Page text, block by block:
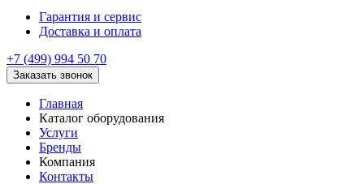
Гарантия и сервис
Доставка и оплата
+7 (499) 994 50 70
Заказать звонок
Главная
Каталог оборудования
Услуги
Бренды
Компания
Контакты